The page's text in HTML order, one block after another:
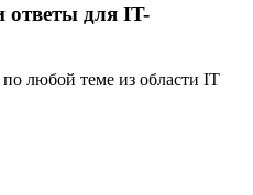
для IT-
любой теме из области IT